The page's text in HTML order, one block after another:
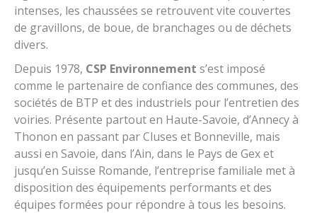
intenses, les chaussées se retrouvent vite couvertes
de gravillons, de boue, de branchages ou de déchets
divers.
Depuis 1978, CSP Environnement s’est imposé
comme le partenaire de confiance des communes, des
sociétés de BTP et des industriels pour l’entretien des
voiries. Présente partout en Haute-Savoie, d’Annecy à
Thonon en passant par Cluses et Bonneville, mais
aussi en Savoie, dans l’Ain, dans le Pays de Gex et
jusqu’en Suisse Romande, l’entreprise familiale met à
disposition des équipements performants et des
équipes formées pour répondre à tous les besoins.